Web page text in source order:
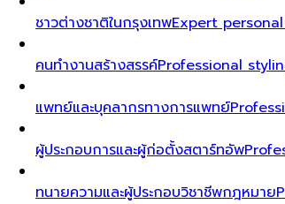
ชาวต่างชาติในกรุงเทพExpert
คนทำงานสร้างสรรค์Professional
แพทย์และบุคลากรทางการแพทย์
ผู้ประกอบการและผู้ก่อตั้งสตาร์ทอัพ
ทนายความและผู้ประกอบวิชาชีพกฎหมาย